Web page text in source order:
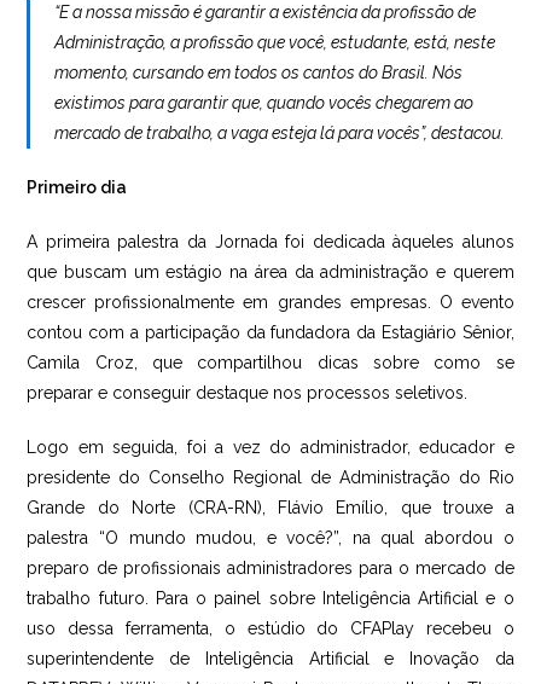
“E a nossa missão é garantir a existência da profissão de
Administração, a profissão que você, estudante, está, neste
momento, cursando em todos os cantos do Brasil. Nós
existimos para garantir que, quando vocês chegarem ao
mercado de trabalho, a vaga esteja lá para vocês”, destacou.
Primeiro dia
A primeira palestra da Jornada foi dedicada àqueles alunos
que buscam um estágio na área da administração e querem
crescer profissionalmente em grandes empresas. O evento
contou com a participação da fundadora da Estagiário Sênior,
Camila Croz, que compartilhou dicas sobre como se
preparar e conseguir destaque nos processos seletivos.
Logo em seguida, foi a vez do administrador, educador e
presidente do Conselho Regional de Administração do Rio
Grande do Norte (CRA-RN), Flávio Emílio, que trouxe a
palestra “O mundo mudou, e você?”, na qual abordou o
preparo de profissionais administradores para o mercado de
trabalho futuro. Para o painel sobre Inteligência Artificial e o
uso dessa ferramenta, o estúdio do CFAPlay recebeu o
superintendente de Inteligência Artificial e Inovação da